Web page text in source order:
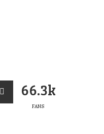
66.3k
FANS